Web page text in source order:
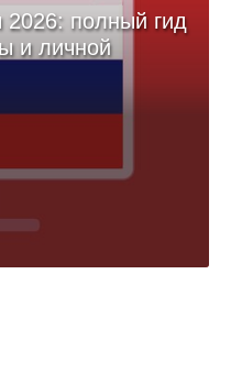
2026: полный гид
и личной